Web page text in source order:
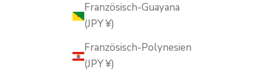
Französisch-Guayana
(JPY ¥)
Französisch-Polynesien
(JPY ¥)